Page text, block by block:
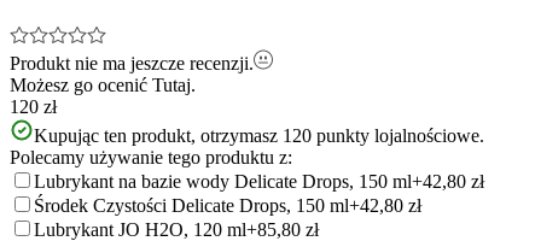
Produkt nie ma jeszcze recenzji.
Możesz go ocenić Tutaj.
120 zł
Kupując ten produkt, otrzymasz 120 punkty lojalnościowe.
Polecamy używanie tego produktu z:
Lubrykant na bazie wody Delicate Drops, 150 ml+42,80 zł
Środek Czystości Delicate Drops, 150 ml+42,80 zł
Lubrykant JO H2O, 120 ml+85,80 zł